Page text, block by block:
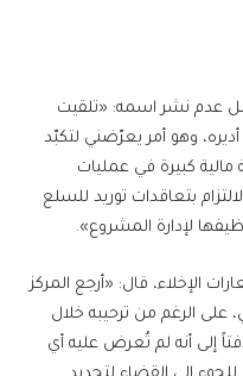
عدم نشر اسمه: «تلقيت
وهو أمر يعرّضني لتكبّد
كبيرة في عمليات
بتعاقدات توريد للسلع
لإدارة المشروع».
الإخلاء، قال: «أرجع المركز
على الرغم من ترحيبه خلال
إلى أنه لم تُعرض عليه أي